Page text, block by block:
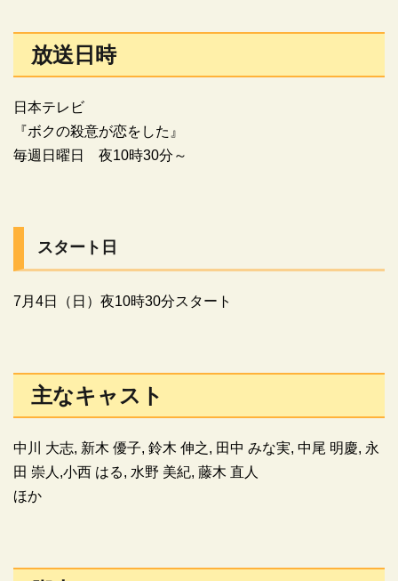
放送日時
日本テレビ
『ボクの殺意が恋をした』
毎週日曜日 夜10時30分～
スタート日
7月4日（日）夜10時30分スタート
主なキャスト
中川 大志, 新木 優子, 鈴木 伸之, 田中 みな実, 中尾 明慶, 永
田 崇人,小西 はる, 水野 美紀, 藤木 直人
ほか